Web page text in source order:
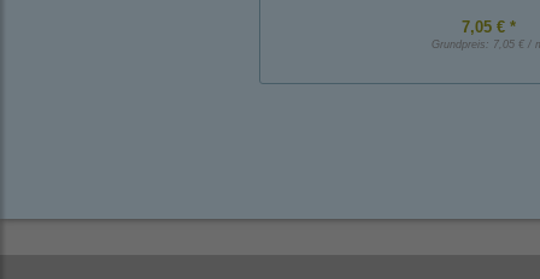
7,05 € *
Grundpreis: 7,05 € /